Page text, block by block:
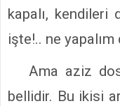
kapalı, kendileri
işte!.. ne
Ama aziz
bellidir. Bu ikisi